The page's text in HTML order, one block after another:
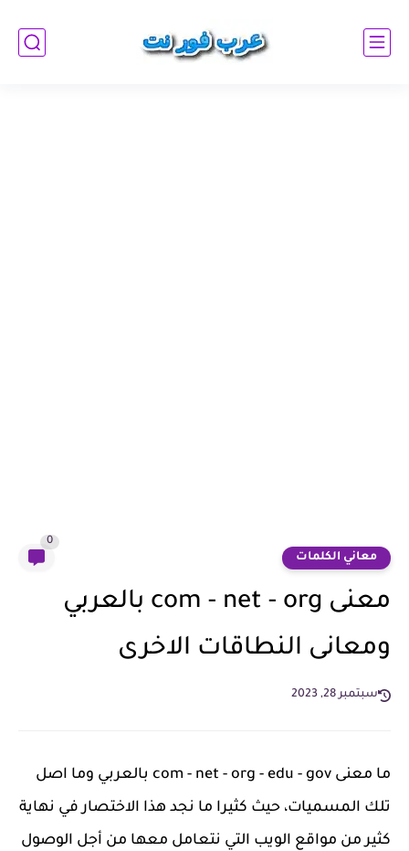
معاني الكلمات
0
معنى com - net - org بالعربي
ومعانى النطاقات الاخرى
سبتمبر 28, 2023
ما معنى com - net - org - edu - gov بالعربي وما اصل
تلك المسميات، حيث كثيرا ما نجد هذا الاختصار في نهاية
كثير من مواقع الويب التي نتعامل معها من أجل الوصول